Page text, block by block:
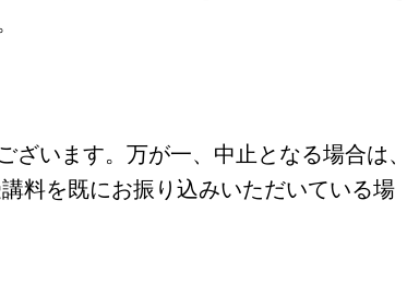
います。万が一、中止となる場合は、
料を既にお振り込みいただいている場